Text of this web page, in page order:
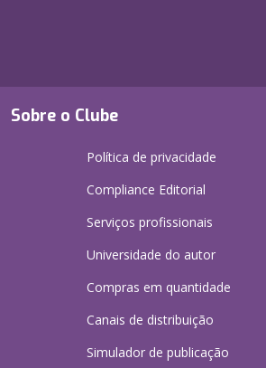
Sobre o Clube
Política de privacidade
Compliance Editorial
Serviços profissionais
Universidade do autor
Compras em quantidade
Canais de distribuição
Simulador de publicação